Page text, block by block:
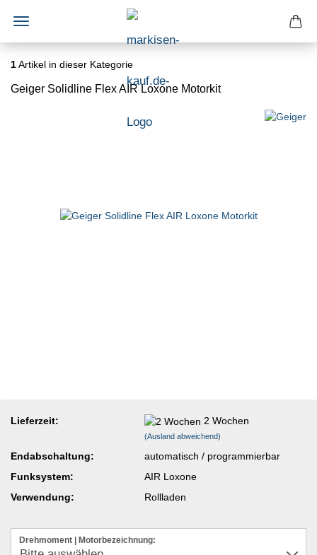
1Artikel in dieser Kategorie
Geiger Solidline Flex AIR Loxone Motorkit
Lieferzeit: 2 Wochen
(Ausland abweichend)
Endabschaltung:
automatisch / programmierbar
Funksystem:
AIR Loxone
Verwendung:
Rollladen
Drehmoment | Motorbezeichnung: